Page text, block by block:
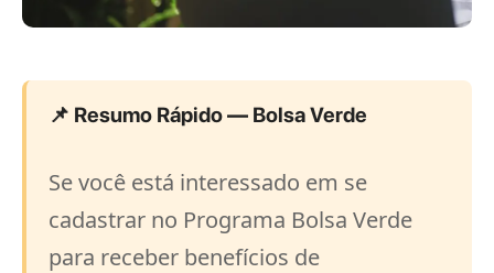
📌 Resumo Rápido — Bolsa Verde
Se você está interessado em se
cadastrar no Programa Bolsa Verde
para receber benefícios de